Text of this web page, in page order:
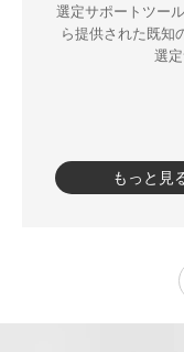
選定サポートツー
ら提供された既知
選
もっと見